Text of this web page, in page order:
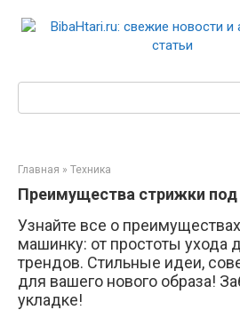
Главная » Техника
Преимущества стрижки
Узнайте все о
машинку: от простоты ухода
трендов. Стильные идеи,
для вашего нового образа!
укладке!